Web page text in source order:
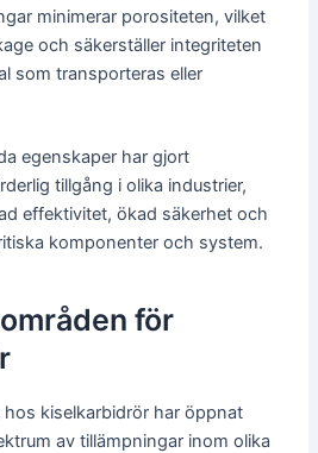
minimerar porositeten, vilket
och säkerställer integriteten
som transporteras eller
egenskaper har gjort
tillgång i olika industrier,
effektivitet, ökad säkerhet och
komponenter och system.
för
hos kiselkarbidrör har öppnat
av tillämpningar inom olika